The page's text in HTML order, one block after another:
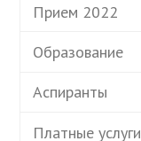
Прием 2022
Образование
Аспиранты
Платные услуги